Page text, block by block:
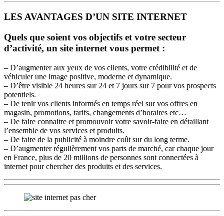
LES AVANTAGES D’UN SITE INTERNET
Quels que soient vos objectifs et votre secteur
d’activité, un site internet vous permet :
– D’augmenter aux yeux de vos clients, votre crédibilité et de
véhiculer une image positive, moderne et dynamique.
– D’être visible 24 heures sur 24 et 7 jours sur 7 pour vos prospects
potentiels.
– De tenir vos clients informés en temps réel sur vos offres en
magasin, promotions, tarifs, changements d’horaires etc…
– De faire connaitre et promouvoir votre savoir-faire en détaillant
l’ensemble de vos services et produits.
– De faire de la publicité à moindre coût sur du long terme.
– D’augmenter régulièrement vos parts de marché, car chaque jour
en France, plus de 20 millions de personnes sont connectées à
internet pour chercher des produits et des services.